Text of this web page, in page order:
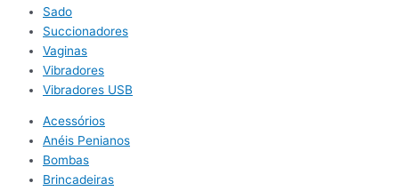
Sado
Succionadores
Vaginas
Vibradores
Vibradores USB
Acessórios
Anéis Penianos
Bombas
Brincadeiras